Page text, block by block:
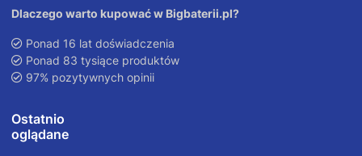
Dlaczego warto kupować w Bigbaterii.pl?
Ponad 16 lat doświadczenia
Ponad 83 tysiące produktów
97% pozytywnych opinii
Ostatnio
oglądane